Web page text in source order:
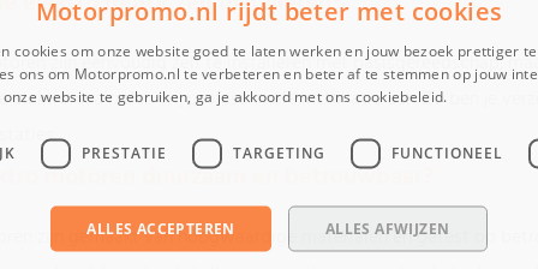
zijn eenvoudig zelf te installeren met basisgereedschap,
elektronica raden wij professionele installatie aan. Zo ben je
motoren duurzaam en betrouwbaar?
zijn gemaakt van hoogwaardige materialen en getest op
Motorpromo.nl rijdt beter met cookies
cookies om onze website goed te laten werken en jouw bezoek prettiger
ons om Motorpromo.nl te verbeteren en beter af te stemmen op jouw
onze website te gebruiken, ga je akkoord met ons cookiebeleid.
PRESTATIE TARGETING FUNCTIONEEL
ALLES ACCEPTEREN ALLES AFWIJZEN